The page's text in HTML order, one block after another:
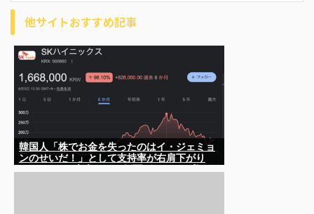
他サイトおすすめ記事
韓国人「株でお金を失ったのはイ・ジェミョ
ンのせいだ！」として支持率が右肩下がり